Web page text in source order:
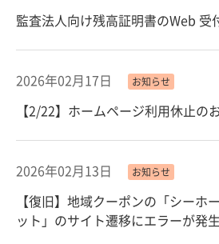
監査法人向け残高証明書のWeb 受
2026年02月17日 お知らせ
【2/22】ホームページ利用休止の
2026年02月13日 お知らせ
【復旧】地域クーポンの「シーホ
ット」のサイト遷移にエラーが発